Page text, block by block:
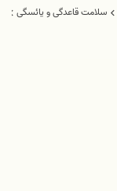
سلامت قاعدگی و یائسگی